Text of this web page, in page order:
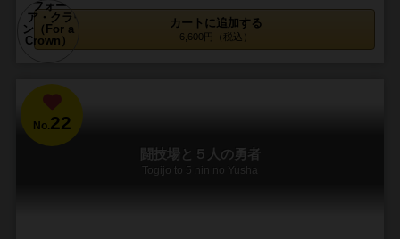
カートに追加する
6,600円（税込）
No.22
闘技場と５人の勇者
Togijo to 5 nin no Yusha